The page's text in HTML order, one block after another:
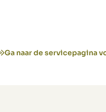
Ga naar de servicepagina